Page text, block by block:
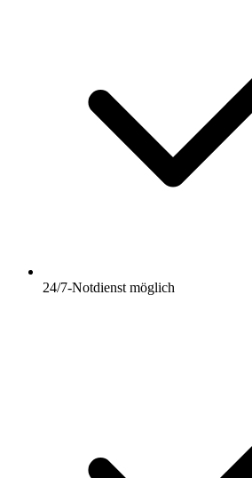
24/7-Notdienst möglich